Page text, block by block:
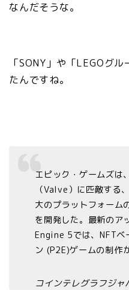
なんだそうな。
「SONY」や「LEGOグ
たんですね。
エピック・ゲームズは
（Valve）に匹敵する
大のプラットフォー
を開発した。最新のア
Engine 5では、NFTベ
ン (P2E)ゲームの制作
コインテレグラフジャ